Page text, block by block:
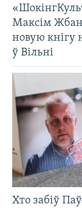
Максім
новую кнігу
ў Вільні
Хто забіў